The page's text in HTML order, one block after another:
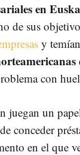
en
de sus
y
con
juegan un
conceder
en el que